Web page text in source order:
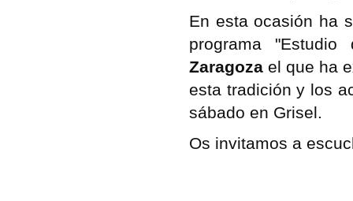
En esta ocasión ha
programa
Zaragoza el que ha
esta tradición y los
sábado en Grisel.
Os invitamos a